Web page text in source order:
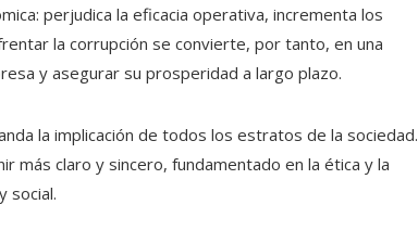
perjudica la eficacia operativa, incrementa los
la corrupción se convierte, por tanto, en una
y asegurar su prosperidad a largo plazo.
la implicación de todos los estratos de la sociedad.
más claro y sincero, fundamentado en la ética y la
social.